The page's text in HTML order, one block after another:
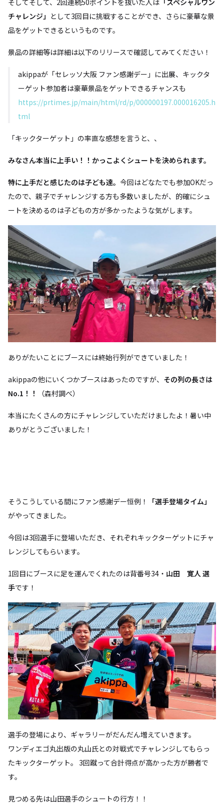
チャレンジ」 として3回目に挑戦することができ、さらに豪華な景
品をゲットできるというものです。
景品の詳細等は詳細は以下のリリースで確認してみてください！
akippaが「セレッソ大阪 ファン感謝デー」に出展、キックタ
ーゲット参加者は豪華景品をゲットできるチャンスも
https://prtimes.jp/main/html/rd/p/000000197.000016205.h
tml
「キックターゲット」の率直な感想を言うと、、
みなさん本当に上手い！！かっこよくシュートを決められます。
特に上手だと感じたのは子ども達。 今回はどなたでも参加OKだっ
たので、親子でチャレンジする方も多数いましたが、的確にシュ
ートを決めるのは子どもの方が多かったような気がします。
ありがたいことにブースには終始行列ができていました！
akippaの他にいくつかブースはあったのですが、 その列の長さは
No.1！！
（森村調べ）
本当にたくさんの方にチャレンジしていただけましたよ！暑い中
ありがとうございました！
そうこうしている間にファン感謝デー恒例！
「選手登場タイム」
がやってきました。
今回は3回選手に登場いただき、それぞれキックターゲットにチャ
レンジしてもらいます。
1回目にブースに足を運んでくれたのは背番号34・ 山田 寛人 選
手です！
選手の登場により、ギャラリーがだんだん増えていきます。
ワンディエゴ丸出版の丸山氏との対戦式でチャレンジしてもらっ
たキックターゲット。 3回蹴って合計得点が高かった方が勝者で
す。
見つめる先は山田選手のシュートの行方！！